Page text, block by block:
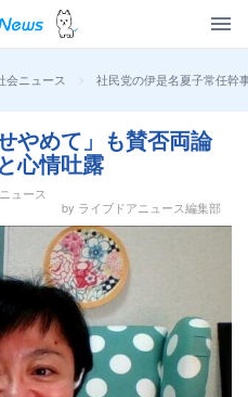
会ニュース > 社民党の伊是名夏子常任幹
やめて」も賛否両論
心情吐露
ュース
by ライブドアニュース編集部